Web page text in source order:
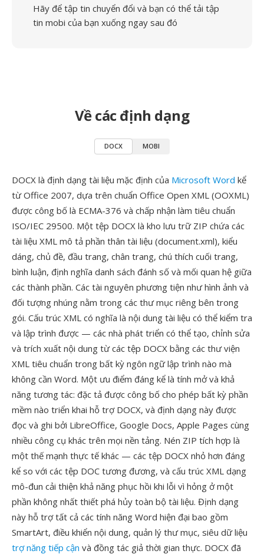
Hãy để tập tin chuyển đổi và bạn có thể tải tập
tin mobi của bạn xuống ngay sau đó
Về các định dạng
DOCX MOBI
DOCX là định dạng tài liệu mặc định của Microsoft Word kể
từ Office 2007, dựa trên chuẩn Office Open XML (OOXML)
được công bố là ECMA-376 và chấp nhận làm tiêu chuẩn
ISO/IEC 29500. Một tệp DOCX là kho lưu trữ ZIP chứa các
tài liệu XML mô tả phần thân tài liệu (document.xml), kiểu
dáng, chủ đề, đầu trang, chân trang, chú thích cuối trang,
bình luận, định nghĩa danh sách đánh số và mối quan hệ giữa
các thành phần. Các tài nguyên phương tiện như hình ảnh và
đối tượng nhúng nằm trong các thư mục riêng bên trong
gói. Cấu trúc XML có nghĩa là nội dung tài liệu có thể kiểm tra
và lập trình được — các nhà phát triển có thể tạo, chỉnh sửa
và trích xuất nội dung từ các tệp DOCX bằng các thư viện
XML tiêu chuẩn trong bất kỳ ngôn ngữ lập trình nào mà
không cần Word. Một ưu điểm đáng kể là tính mở và khả
năng tương tác: đặc tả được công bố cho phép bất kỳ phần
mềm nào triển khai hỗ trợ DOCX, và định dạng này được
đọc và ghi bởi LibreOffice, Google Docs, Apple Pages cùng
nhiều công cụ khác trên mọi nền tảng. Nén ZIP tích hợp là
một thế mạnh thực tế khác — các tệp DOCX nhỏ hơn đáng
kể so với các tệp DOC tương đương, và cấu trúc XML dạng
mô-đun cải thiện khả năng phục hồi khi lỗi vì hỏng ở một
phần không nhất thiết phá hủy toàn bộ tài liệu. Định dạng
này hỗ trợ tất cả các tính năng Word hiện đại bao gồm
SmartArt, điều khiển nội dung, quản lý thư mục, siêu dữ liệu
trợ năng tiếp cận và đồng tác giả thời gian thực. DOCX đã